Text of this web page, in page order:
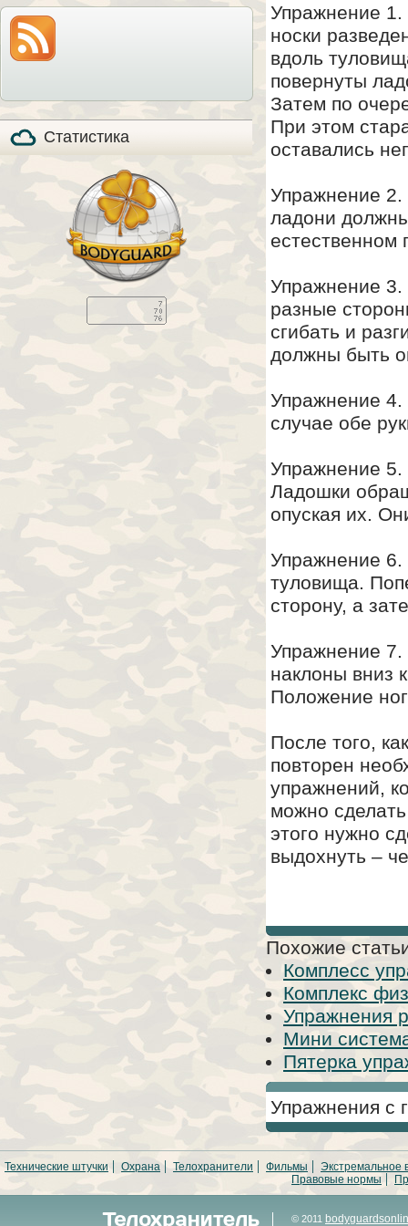
также расскажем все
особенности охоты с
мелкашкой глазами
владельца.
модель по-прежнему
на прилавках и
продолжает
пользоваться
популярностью, в том
числе, и в качестве
обеспечения в
Статистика
Упражнение 1.
носки
вдоль
повернуты
Затем по
При этом
оставались
Упражнение 2.
ладони
естественном
Упражнение 3.
разные
сгибать и
должны быть
Упражнение 4.
случае обе
Упражнение 5.
Ладошки
опуская их.
Упражнение
туловища.
сторону, а
Упражнение 7.
наклоны вниз
Положение
После того,
повторен
упражнений,
можно
этого нужно
выдохнуть –
Похожие
Комплесс
Комплекс
Упражнения
Мини
Пятерка
Упражнения с
Технические штучки Охрана Телохранители Фильмы
Экстремальное
Правовые нормы
© 2011